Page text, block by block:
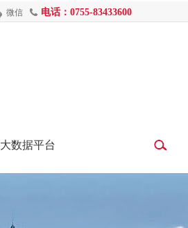
微信 电话：0755-83433600
大数据平台